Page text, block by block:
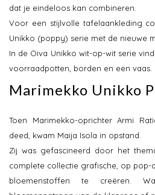
dat je eindeloos kan combineren.
Voor een stijlvolle tafelaankleding
Unikko (poppy) serie met de nieuwe
In de Oiva Unikko wit-op-wit serie
voorraadpotten, borden en een vaas.
Marimekko Unikko
Toen Marimekko-oprichter Armi
deed, kwam Maija Isola in opstand.
Zij was gefascineerd door het
complete collectie grafische, op pop-
bloemenstoffen te creëren.